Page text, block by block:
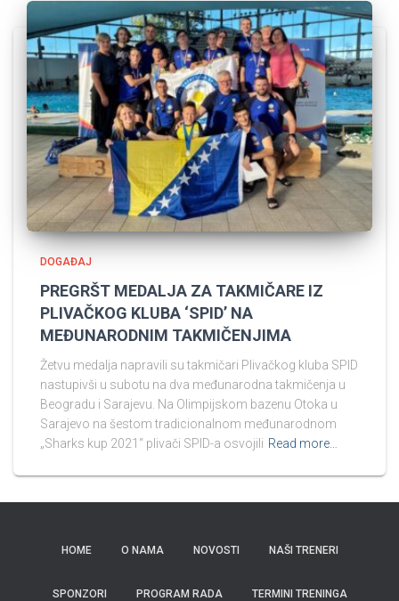
DOGAĐAJ
PREGRŠT MEDALJA ZA TAKMIČARE IZ
PLIVAČKOG KLUBA ‘SPID’ NA
MEĐUNARODNIM TAKMIČENJIMA
Žetvu medalja napravili su takmičari Plivačkog kluba SPID
nastupivši u subotu na dva međunarodna takmičenja u
Beogradu i Sarajevu. Na Olimpijskom bazenu Otoka u
Sarajevo na šestom tradicionalnom međunarodnom
„Sharks kup 2021“ plivači SPID-a osvojili Read more…
HOME O NAMA NOVOSTI NAŠI TRENERI
SPONZORI PROGRAM RADA TERMINI TRENINGA